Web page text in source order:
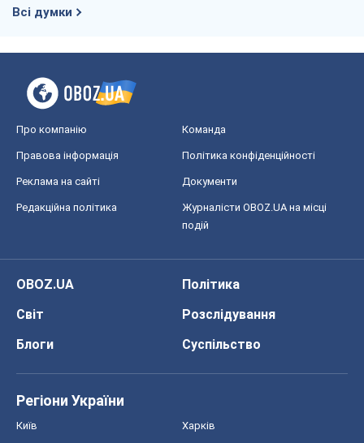
Всі думки
Про компанію Команда
Правова інформація Політика конфіденційності
Реклама на сайті Документи
Редакційна політика
Журналісти OBOZ.UA на місці
подій
OBOZ.UA
Політика
Світ
Розслідування
Блоги
Суспільство
Регіони України
Київ Харків